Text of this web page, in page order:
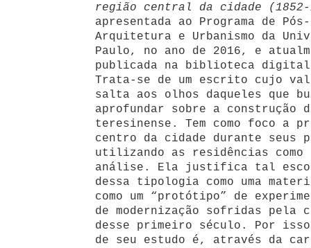
região central da cidade (1852-
apresentada ao Programa de Pós-
Arquitetura e Urbanismo da
Paulo, no ano de 2016, e
publicada na biblioteca
Trata-se de um escrito cujo
salta aos olhos daqueles que
aprofundar sobre a construção
teresinense. Tem como foco a
centro da cidade durante seus
utilizando as residências como
análise. Ela justifica tal
dessa tipologia como uma
como um “protótipo” de
de modernização sofridas pela
desse primeiro século. Por
de seu estudo é, através da